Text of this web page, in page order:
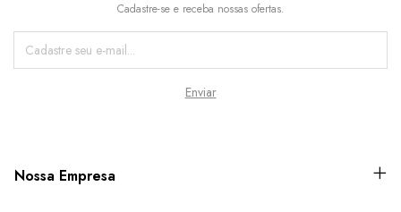
Cadastre-se e receba nossas ofertas.
Nossa Empresa